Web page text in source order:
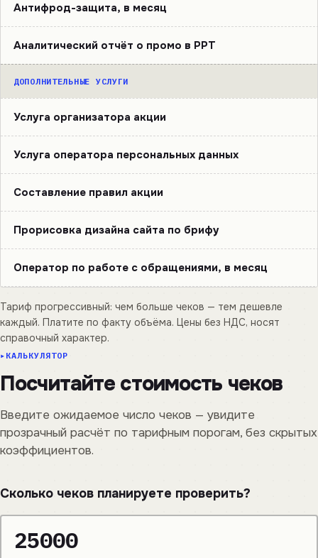
Антифрод-защита, в месяц
Аналитический отчёт о промо в PPT
ДОПОЛНИТЕЛЬНЫЕ УСЛУГИ
Услуга организатора акции
Услуга оператора персональных данных
Составление правил акции
Прорисовка дизайна сайта по брифу
Оператор по работе с обращениями, в месяц
Тариф прогрессивный: чем больше чеков — тем дешевле
каждый. Платите по факту объёма. Цены без НДС, носят
справочный характер.
КАЛЬКУЛЯТОР
Посчитайте стоимость чеков
Введите ожидаемое число чеков — увидите
прозрачный расчёт по тарифным порогам, без скрытых
коэффициентов.
Сколько чеков планируете проверить?